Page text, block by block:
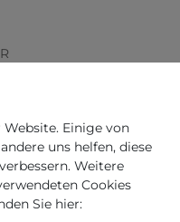
Überweisung:
Einige von
uns helfen, diese
Weitere
Cookies
Sie hier: